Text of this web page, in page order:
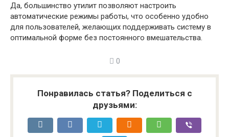
Да, большинство утилит позволяют настроить
автоматические режимы работы, что особенно удобно
для пользователей, желающих поддерживать систему в
оптимальной форме без постоянного вмешательства.
0
Понравилась статья? Поделиться с
друзьями: